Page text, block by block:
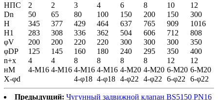
НПС 2 2 3 4 6 8 10
12
Dn
50 65 80 100 150 200 150
300
H
345 377 429 464 637 765 909
1016
H1
283 308 336 362 504 606 712
808
φV
200 200 220 220 300 300 300
350
φDP
125 145 160 180 240 295 350
400
n+x
4 4 8 8 8 8 12
12
нМ
4-М16 4-М16 4-М16 4-М16 4-М20 4-М20 6-М20 6-М20
X-φd
4-φ18 4-φ18 4-φ22 4-φ22 6-φ22 6-φ22
Предыдущий: Чугунный задвижной клапан BS5150 PN16